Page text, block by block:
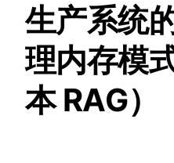
生产系统
理内存模
本 RAG）